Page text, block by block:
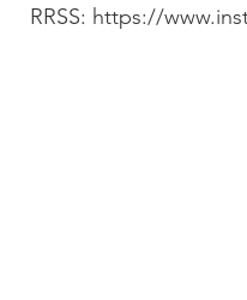
RRSS: https://